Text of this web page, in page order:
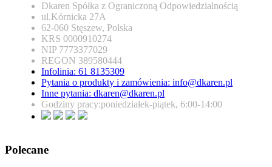
Dkaren Spółka z Ograniczoną Odpowiedzialnością
ul.Kórnicka 27A
62-060 Stęszew, Polska
KRS 0000910274
NIP 7773377029
REGON 389580444
Infolinia: 61 8135309
Pytania o produkty i zamówienia: info@dkaren.pl
Inne pytania: dkaren@dkaren.pl
Godziny pracy:poniedziałek-piątek, 6:00-14:00
Polecane